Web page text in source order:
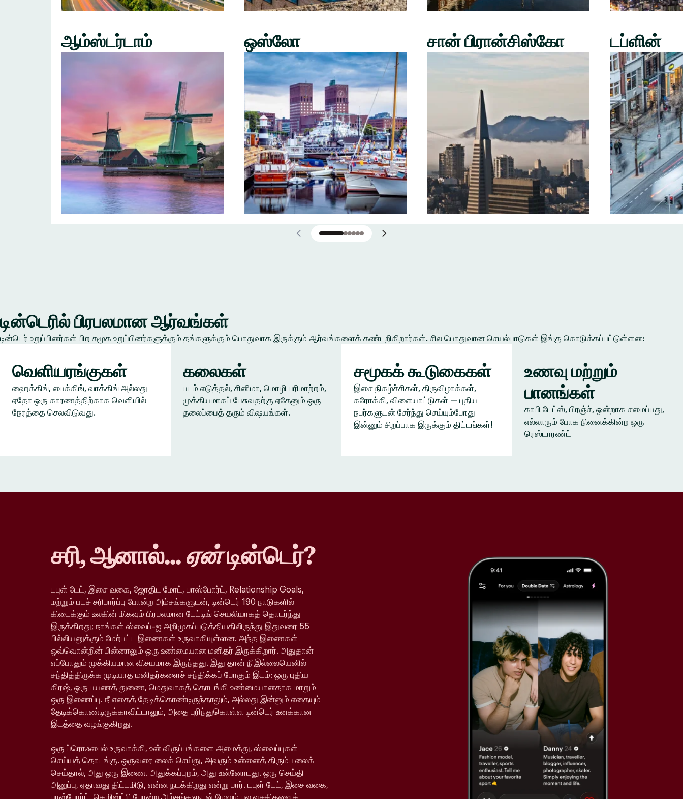
ஆம்ஸ்டர்டாம் ஒஸ்லோ சான் பிரான்சிஸ்கோ டப்ளின்
டின்டெரில் பிரபலமான ஆர்வங்கள்
டின்டெர் உறுப்பினர்கள் பிற சமூக உறுப்பினர்களுக்கும் தங்களுக்கும் பொதுவாக இருக்கும் ஆர்வங்களைக் கண்டறிகிறார்கள். சில பொதுவான செயல்பாடுகள் இங்கு கொடுக்கப்பட்டுள்ளன:
வெளியரங்குகள்
ஹைக்கிங், பைக்கிங், வாக்கிங் அல்லது
ஏதோ ஒரு காரணத்திற்காக வெளியில்
நேரத்தை செலவிடுவது.
கலைகள்
படம் எடுத்தல், சினிமா, மொழி பரிமாற்றம்,
முக்கியமாகப் பேசுவதற்கு ஏதேனும் ஒரு
தலைப்பைத் தரும் விஷயங்கள்.
சமூகக் கூடுகைகள்
இசை நிகழ்ச்சிகள், திருவிழாக்கள்,
கரோக்கி, விளையாட்டுகள் — புதிய
நபர்களுடன் சேர்ந்து செய்யும்போது
இன்னும் சிறப்பாக இருக்கும் திட்டங்கள்!
உணவு மற்றும்
பானங்கள்
காபி டேட்ஸ், பிரஞ்ச், ஒன்றாக சமைப்பது,
எல்லாரும் போக நினைக்கின்ற ஒரு
ரெஸ்டாரண்ட்
சரி, ஆனால்...ஏன்டின்டெர்?
டபுள் டேட், இசை வகை, ஜோதிட மோட், பாஸ்போர்ட், Relationship Goals,
மற்றும் படச் சரிபார்ப்பு போன்ற அம்சங்களுடன், டின்டெர் 190 நாடுகளில்
கிடைக்கும் உலகின் மிகவும் பிரபலமான டேட்டிங் செயலியாகத் தொடர்ந்து
இருக்கிறது; நாங்கள் ஸ்வைப்-ஐ அறிமுகப்படுத்தியதிலிருந்து இதுவரை 55
பில்லியனுக்கும் மேற்பட்ட இணைகள் உருவாகியுள்ளன. அந்த இணைகள்
ஒவ்வொன்றின் பின்னாலும் ஒரு உண்மையான மனிதர் இருக்கிறார். அதுதான்
எப்போதும் முக்கியமான விசயமாக இருந்தது. இது தான் நீ இல்லையெனில்
சந்தித்திருக்க முடியாத மனிதர்களைச் சந்திக்கப் போகும் இடம்: ஒரு புதிய
கிரஷ், ஒரு பயணத் துணை, மெதுவாகத் தொடங்கி உண்மையானதாக மாறும்
ஒரு இணைப்பு. நீ எதைத் தேடிக்கொண்டிருந்தாலும், அல்லது இன்னும் எதையும்
தேடிக்கொண்டிருக்காவிட்டாலும், அதை புரிந்துகொள்ள டின்டெர் உனக்கான
இடத்தை வழங்குகிறது.
ஒரு ப்ரொஃபைல் உருவாக்கி, உன் விருப்பங்களை அமைத்து, ஸ்வைப்புகள்
செய்யத் தொடங்கு. ஒருவரை லைக் செய்து, அவரும் உன்னைத் திரும்ப லைக்
செய்தால், அது ஒரு இணை. அதுக்கப்புறம், அது உன்னோடது. ஒரு செய்தி
அனுப்பு, ஏதாவது திட்டமிடு, என்ன நடக்கிறது என்று பார். டபுள் டேட், இசை வகை,
பாஸ்போர்ட், கெமிஸ்ட்ரி போன்ற அம்சங்களுடன் மேலும் பல வசதிகளைக்